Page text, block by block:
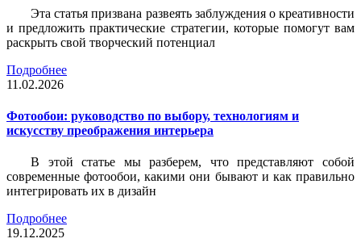
Эта статья призвана развеять заблуждения о креативности
и предложить практические стратегии, которые помогут вам
раскрыть свой творческий потенциал
Подробнее
11.02.2026
Фотообои: руководство по выбору, технологиям и
искусству преображения интерьера
В этой статье мы разберем, что представляют собой
современные фотообои, какими они бывают и как правильно
интегрировать их в дизайн
Подробнее
19.12.2025